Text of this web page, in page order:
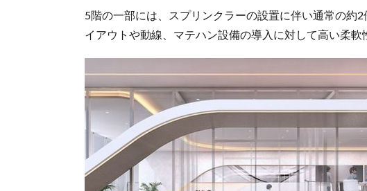
5階の一部には、スプリンクラーの設置に伴い通常の約
イアウトや動線、マテハン設備の導入に対して高い柔軟